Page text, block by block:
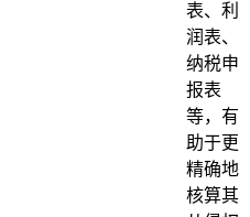
表、利
润表、
纳税申
报表
等，有
助于更
精确地
核算其